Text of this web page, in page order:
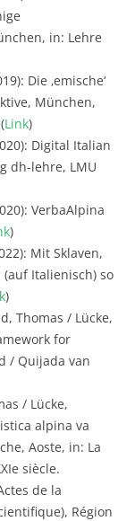
in: Lehre
Die ‚emische‘
München,
Link)
Digital Italian
dh-lehre, LMU
VerbaAlpina
)
Mit Sklaven,
Italienisch) so
)
Thomas / Lücke,
for
/ Quijada van
/ Lücke,
alpina va
Aoste, in: La
siècle.
de la
Région